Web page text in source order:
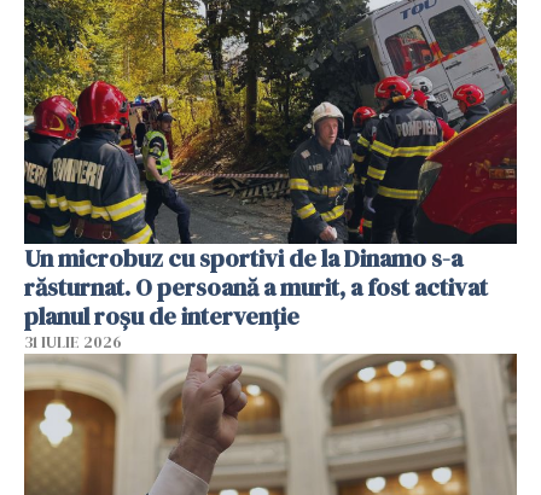
Un microbuz cu sportivi de la Dinamo s-a
răsturnat. O persoană a murit, a fost activat
planul roșu de intervenție
31 IULIE 2026